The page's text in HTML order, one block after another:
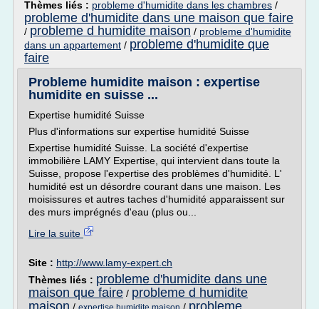
Thèmes liés : probleme d'humidite dans les chambres /
probleme d'humidite dans une maison que faire
/ probleme d humidite maison / probleme d'humidite
dans un appartement / probleme d'humidite que
faire
Probleme humidite maison : expertise
humidite en suisse ...
Expertise humidité Suisse
Plus d'informations sur expertise humidité Suisse
Expertise humidité Suisse. La société d'expertise
immobilière LAMY Expertise, qui intervient dans toute la
Suisse, propose l'expertise des problèmes d'humidité. L'
humidité est un désordre courant dans une maison. Les
moisissures et autres taches d'humidité apparaissent sur
des murs imprégnés d'eau (plus ou...
Lire la suite
Site : http://www.lamy-expert.ch
Thèmes liés : probleme d'humidite dans une
maison que faire / probleme d humidite
maison
probleme